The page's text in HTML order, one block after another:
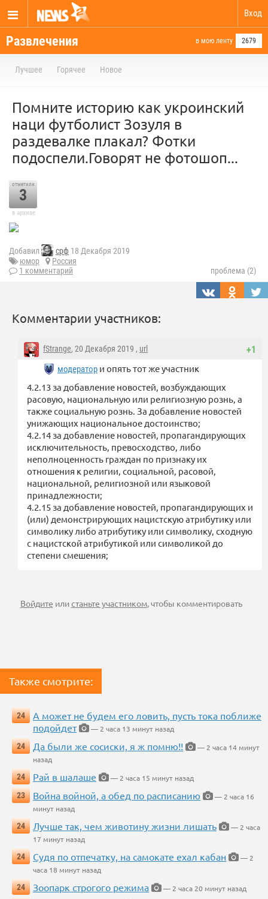
Вход
Развлечения в мою ленту 2679
Лучшее Горячее Новое
Помните историю как укроинский
наци футболист Зозуля в
раздевалке плакал? Фотки
подоспели.Говорят не фотошоп...
отметили
3
в архиве
Добавил срф 18 Декабря 2019
юмор
Россия
1 комментарий
проблема (2)
Комментарии участников:
+1
fStrange, 20 Декабря 2019 , url
модератор и опять тот же участник
4.2.13 за добавление новостей, возбуждающих
расовую, национальную или религиозную рознь, а
также социальную рознь. За добавление новостей
унижающих национальное достоинство;
4.2.14 за добавление новостей, пропагандирующих
исключительность, превосходство, либо
неполноценность граждан по признаку их
отношения к религии, социальной, расовой,
национальной, религиозной или языковой
принадлежности;
4.2.15 за добавление новостей, пропагандирующих и
(или) демонстрирующих нацистскую атрибутику или
символику либо атрибутику или символику, сходную
с нацистской атрибутикой или символикой до
степени смешения;
Войдите илистаньте участником, чтобы комментировать
Также смотрите:
24
А может не будем его ловить, пусть тока поближе
подойдет
— 2 часа 13 минут назад
24
Да были же сосиски, я ж помню!!
— 2 часа 14 минут
назад
24
Рай в шалаше
— 2 часа 15 минут назад
23
Война войной, а обед по расписанию
— 2 часа 16
минут назад
24
Лучше так, чем животину жизни лишать
— 2 часа
17 минут назад
24
Судя по отпечатку, на самокате ехал кабан
— 2
часа 18 минут назад
24
Зоопарк строгого режима
— 2 часа 20 минут назад